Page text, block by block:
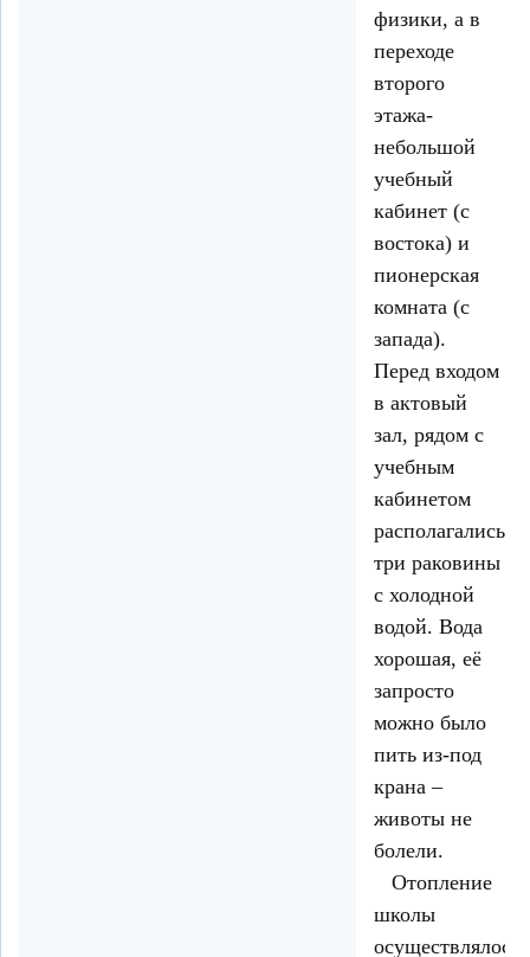
физики, а в
переходе
второго
этажа-
небольшой
учебный
кабинет (с
востока) и
пионерская
комната (с
запада).
Перед входом
в актовый
зал, рядом с
учебным
кабинетом
располагались
три раковины
с холодной
водой. Вода
хорошая, её
запросто
можно было
пить из-под
крана –
животы не
болели.
Отопление
школы
осуществлялось